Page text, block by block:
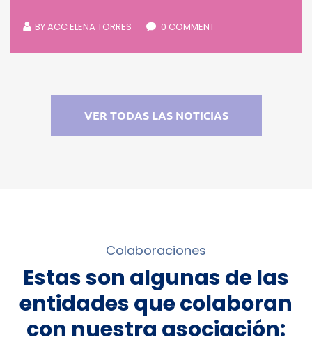
BYACC ELENA TORRES 0 COMMENT
VER TODAS LAS NOTICIAS
Colaboraciones
Estas son algunas de las
entidades que colaboran
con nuestra asociación: